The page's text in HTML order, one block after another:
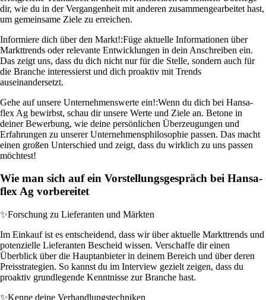
dir, wie du in der Vergangenheit mit anderen zusammengearbeitet hast,
um gemeinsame Ziele zu erreichen.
Informiere dich über den Markt!:Füge aktuelle Informationen über
Markttrends oder relevante Entwicklungen in dein Anschreiben ein.
Das zeigt uns, dass du dich nicht nur für die Stelle, sondern auch für
die Branche interessierst und dich proaktiv mit Trends
auseinandersetzt.
Gehe auf unsere Unternehmenswerte ein!:Wenn du dich bei Hansa-
flex Ag bewirbst, schau dir unsere Werte und Ziele an. Betone in
deiner Bewerbung, wie deine persönlichen Überzeugungen und
Erfahrungen zu unserer Unternehmensphilosophie passen. Das macht
einen großen Unterschied und zeigt, dass du wirklich zu uns passen
möchtest!
Wie man sich auf ein Vorstellungsgespräch bei Hansa-
flex Ag vorbereitet
✨Forschung zu Lieferanten und Märkten
Im Einkauf ist es entscheidend, dass wir über aktuelle Markttrends und
potenzielle Lieferanten Bescheid wissen. Verschaffe dir einen
Überblick über die Hauptanbieter in deinem Bereich und über deren
Preisstrategien. So kannst du im Interview gezielt zeigen, dass du
proaktiv grundlegende Kenntnisse zur Branche hast.
✨Kenne deine Verhandlungstechniken